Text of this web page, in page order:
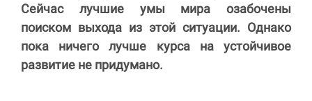
Сейчас лучшие умы мира озабочены
поиском выхода из этой ситуации. Однако
пока ничего лучше курса на устойчивое
развитие не придумано.